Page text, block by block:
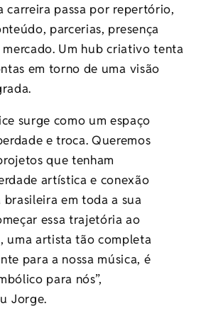
carreira passa por repertório,
parcerias, presença
Um hub criativo tenta
em torno de uma visão
surge como um espaço
e troca. Queremos
que tenham
artística e conexão
em toda a sua
essa trajetória ao
uma artista tão completa
para a nossa música, é
para nós”,
Jorge.